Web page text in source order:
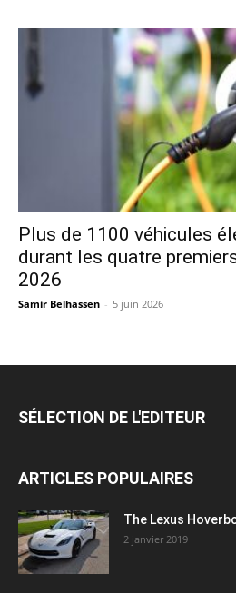
Plus de 1100 véhicules
durant les quatre
2026
Samir Belhassen - 5 juin 2026
SÉLECTION DE L'EDITEUR
ARTICLES POPULAIRES
The Lexus
2 janvier 2019